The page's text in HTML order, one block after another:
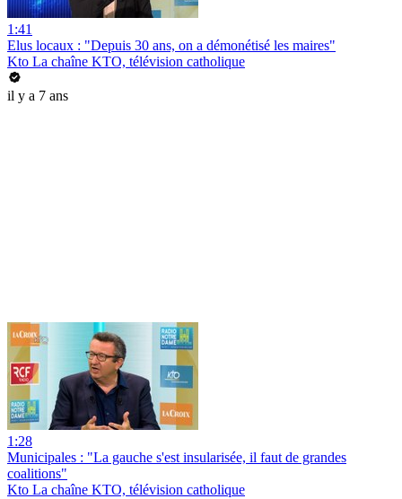
1:41
Elus locaux : "Depuis 30 ans, on a démonétisé les maires"
Kto La chaîne KTO, télévision catholique
il y a 7 ans
1:28
Municipales : "La gauche s'est insularisée, il faut de grandes
coalitions"
Kto La chaîne KTO, télévision catholique